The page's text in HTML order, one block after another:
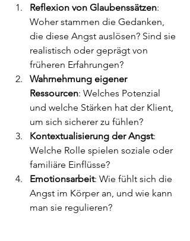
Reflexion von Glaubenssätzen:
Woher stammen die Gedanken,
die diese Angst auslösen? Sind sie
realistisch oder geprägt von
früheren Erfahrungen?
Wahrnehmung eigener
Ressourcen: Welches Potenzial
und welche Stärken hat der Klient,
um sich sicherer zu fühlen?
Kontextualisierung der Angst:
Welche Rolle spielen soziale oder
familiäre Einflüsse?
Emotionsarbeit: Wie fühlt sich die
Angst im Körper an, und wie kann
man sie regulieren?